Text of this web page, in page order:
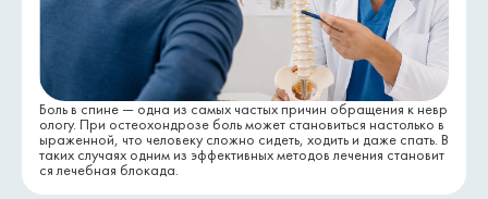
Боль в спине — одна из самых частых причин обращения к невр
ологу. При остеохондрозе боль может становиться настолько в
ыраженной, что человеку сложно сидеть, ходить и даже спать. В
таких случаях одним из эффективных методов лечения становит
ся лечебная блокада.